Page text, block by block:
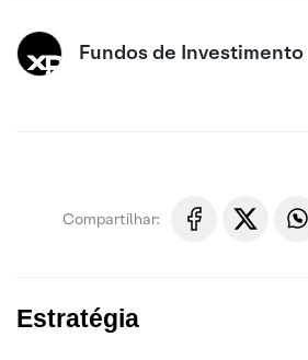
Fundos de Investimento
Compartilhar:
Estratégia